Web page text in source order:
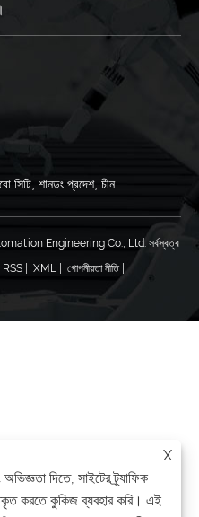
সিটি, শানডং প্রদেশ, চীন
Engineering Co., Ltd. সর্বস্বত্ব
RSS| XML| গোপনীয়তা নীতি|
X
দিতে, সাইটের ট্র্যাফিক
করতে কুকিজ ব্যবহার করি। এই